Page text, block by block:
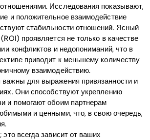
Исследования показывают,
и положительное взаимодействие
стабильности отношений. Ясный
проявляется не только в качестве
конфликтов и недопониманий, что в
приводит к меньшему количеству
взаимодействию.
для выражения привязанности и
Они способствуют укреплению
и помогают обоим партнерам
и ценными, что, в свою очередь,
всегда зависит от ваших